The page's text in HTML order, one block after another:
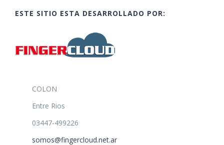
ESTE SITIO ESTA DESARROLLADO POR:
COLON
Entre Rios
03447-499226
somos@fingercloud.net.ar